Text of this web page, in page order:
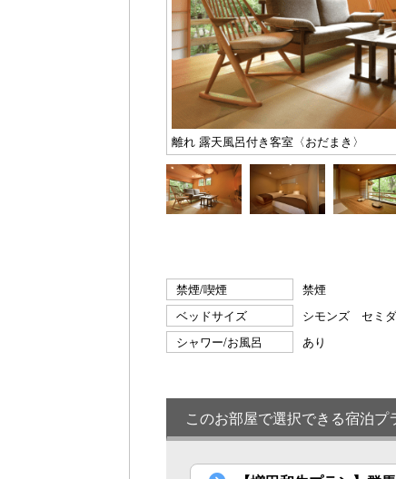
離れ 露天風呂付き客室〈おだまき〉
禁煙/喫煙 禁煙
ベッドサイズ シモンズ セミ
シャワー/お風呂
あり
このお部屋で選択できる宿泊プ